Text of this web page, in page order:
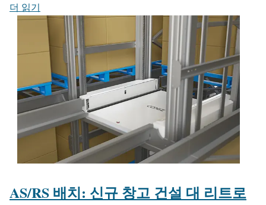
더 읽기
AS/RS 배치: 신규 창고 건설 대 리트로